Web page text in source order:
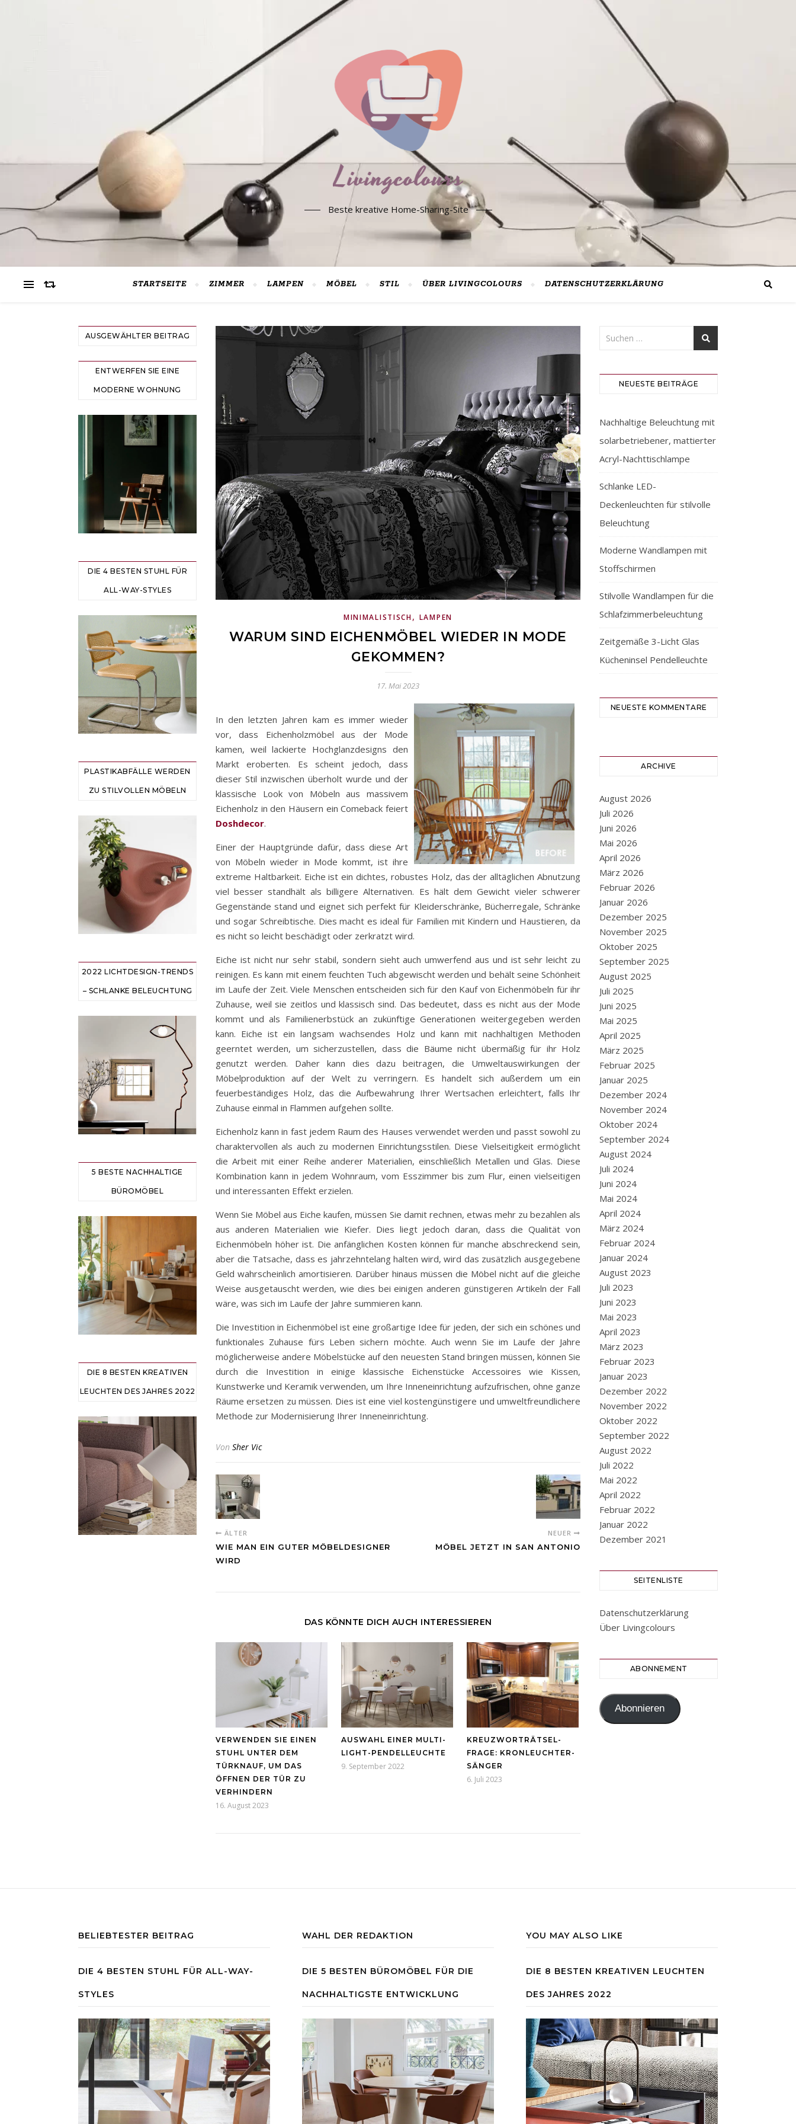
Beste kreative Home-Sharing-Site
STARTSEITE ZIMMER LAMPEN MÖBEL STIL ÜBER LIVINGCOLOURS DATENSCHUTZERKLÄRUNG
AUSGEWÄHLTER BEITRAG
ENTWERFEN SIE EINE
MODERNE WOHNUNG
DIE 4 BESTEN STUHL FÜR
ALL-WAY-STYLES
PLASTIKABFÄLLE WERDEN
ZU STILVOLLEN MÖBELN
2022 LICHTDESIGN-TRENDS
– SCHLANKE BELEUCHTUNG
5 BESTE NACHHALTIGE
BÜROMÖBEL
DIE 8 BESTEN KREATIVEN
LEUCHTEN DES JAHRES 2022
MINIMALISTISCH, LAMPEN
WARUM SIND EICHENMÖBEL WIEDER IN MODE
GEKOMMEN?
17. Mai 2023
In den letzten Jahren kam es immer wieder
vor, dass Eichenholzmöbel aus der Mode
kamen, weil lackierte Hochglanzdesigns den
Markt eroberten. Es scheint jedoch, dass
dieser Stil inzwischen überholt wurde und der
klassische Look von Möbeln aus massivem
Eichenholz in den Häusern ein Comeback feiert
Doshdecor.
Einer der Hauptgründe dafür, dass diese Art
von Möbeln wieder in Mode kommt, ist ihre
extreme Haltbarkeit. Eiche ist ein dichtes, robustes Holz, das der alltäglichen Abnutzung
viel besser standhält als billigere Alternativen. Es hält dem Gewicht vieler schwerer
Gegenstände stand und eignet sich perfekt für Kleiderschränke, Bücherregale, Schränke
und sogar Schreibtische. Dies macht es ideal für Familien mit Kindern und Haustieren, da
es nicht so leicht beschädigt oder zerkratzt wird.
Eiche ist nicht nur sehr stabil, sondern sieht auch umwerfend aus und ist sehr leicht zu
reinigen. Es kann mit einem feuchten Tuch abgewischt werden und behält seine Schönheit
im Laufe der Zeit. Viele Menschen entscheiden sich für den Kauf von Eichenmöbeln für ihr
Zuhause, weil sie zeitlos und klassisch sind. Das bedeutet, dass es nicht aus der Mode
kommt und als Familienerbstück an zukünftige Generationen weitergegeben werden
kann. Eiche ist ein langsam wachsendes Holz und kann mit nachhaltigen Methoden
geerntet werden, um sicherzustellen, dass die Bäume nicht übermäßig für ihr Holz
genutzt werden. Daher kann dies dazu beitragen, die Umweltauswirkungen der
Möbelproduktion auf der Welt zu verringern. Es handelt sich außerdem um ein
feuerbeständiges Holz, das die Aufbewahrung Ihrer Wertsachen erleichtert, falls Ihr
Zuhause einmal in Flammen aufgehen sollte.
Eichenholz kann in fast jedem Raum des Hauses verwendet werden und passt sowohl zu
charaktervollen als auch zu modernen Einrichtungsstilen. Diese Vielseitigkeit ermöglicht
die Arbeit mit einer Reihe anderer Materialien, einschließlich Metallen und Glas. Diese
Kombination kann in jedem Wohnraum, vom Esszimmer bis zum Flur, einen vielseitigen
und interessanten Effekt erzielen.
Wenn Sie Möbel aus Eiche kaufen, müssen Sie damit rechnen, etwas mehr zu bezahlen als
aus anderen Materialien wie Kiefer. Dies liegt jedoch daran, dass die Qualität von
Eichenmöbeln höher ist. Die anfänglichen Kosten können für manche abschreckend sein,
aber die Tatsache, dass es jahrzehntelang halten wird, wird das zusätzlich ausgegebene
Geld wahrscheinlich amortisieren. Darüber hinaus müssen die Möbel nicht auf die gleiche
Weise ausgetauscht werden, wie dies bei einigen anderen günstigeren Artikeln der Fall
wäre, was sich im Laufe der Jahre summieren kann.
Die Investition in Eichenmöbel ist eine großartige Idee für jeden, der sich ein schönes und
funktionales Zuhause fürs Leben sichern möchte. Auch wenn Sie im Laufe der Jahre
möglicherweise andere Möbelstücke auf den neuesten Stand bringen müssen, können Sie
durch die Investition in einige klassische Eichenstücke Accessoires wie Kissen,
Kunstwerke und Keramik verwenden, um Ihre Inneneinrichtung aufzufrischen, ohne ganze
Räume ersetzen zu müssen. Dies ist eine viel kostengünstigere und umweltfreundlichere
Methode zur Modernisierung Ihrer Inneneinrichtung.
Von Sher Vic
ÄLTER
WIE MAN EIN GUTER MÖBELDESIGNER
WIRD
NEUER
MÖBEL JETZT IN SAN ANTONIO
DAS KÖNNTE DICH AUCH INTERESSIEREN
VERWENDEN SIE EINEN
STUHL UNTER DEM
TÜRKNAUF, UM DAS
ÖFFNEN DER TÜR ZU
VERHINDERN
16. August 2023
AUSWAHL EINER MULTI-
LIGHT-PENDELLEUCHTE
9. September 2022
KREUZWORTRÄTSEL-
FRAGE: KRONLEUCHTER-
SÄNGER
6. Juli 2023
NEUESTE BEITRÄGE
Nachhaltige Beleuchtung mit
solarbetriebener, mattierter
Acryl-Nachttischlampe
Schlanke LED-
Deckenleuchten für stilvolle
Beleuchtung
Moderne Wandlampen mit
Stoffschirmen
Stilvolle Wandlampen für die
Schlafzimmerbeleuchtung
Zeitgemäße 3-Licht Glas
Kücheninsel Pendelleuchte
NEUESTE KOMMENTARE
ARCHIVE
August 2026
Juli 2026
Juni 2026
Mai 2026
April 2026
März 2026
Februar 2026
Januar 2026
Dezember 2025
November 2025
Oktober 2025
September 2025
August 2025
Juli 2025
Juni 2025
Mai 2025
April 2025
März 2025
Februar 2025
Januar 2025
Dezember 2024
November 2024
Oktober 2024
September 2024
August 2024
Juli 2024
Juni 2024
Mai 2024
April 2024
März 2024
Februar 2024
Januar 2024
August 2023
Juli 2023
Juni 2023
Mai 2023
April 2023
März 2023
Februar 2023
Januar 2023
Dezember 2022
November 2022
Oktober 2022
September 2022
August 2022
Juli 2022
Mai 2022
April 2022
Februar 2022
Januar 2022
Dezember 2021
SEITENLISTE
Datenschutzerklärung
Über Livingcolours
ABONNEMENT
Abonnieren
BELIEBTESTER BEITRAG
DIE 4 BESTEN STUHL FÜR ALL-WAY-
STYLES
WAHL DER REDAKTION
DIE 5 BESTEN BÜROMÖBEL FÜR DIE
NACHHALTIGSTE ENTWICKLUNG
YOU MAY ALSO LIKE
DIE 8 BESTEN KREATIVEN LEUCHTEN
DES JAHRES 2022